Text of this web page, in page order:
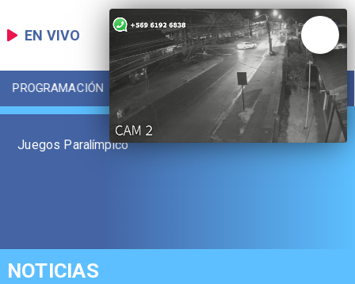
EN VIVO
PROGRAMACIÓN LOCAL DEPORTES
Juegos Paralímpico
NOTICIAS